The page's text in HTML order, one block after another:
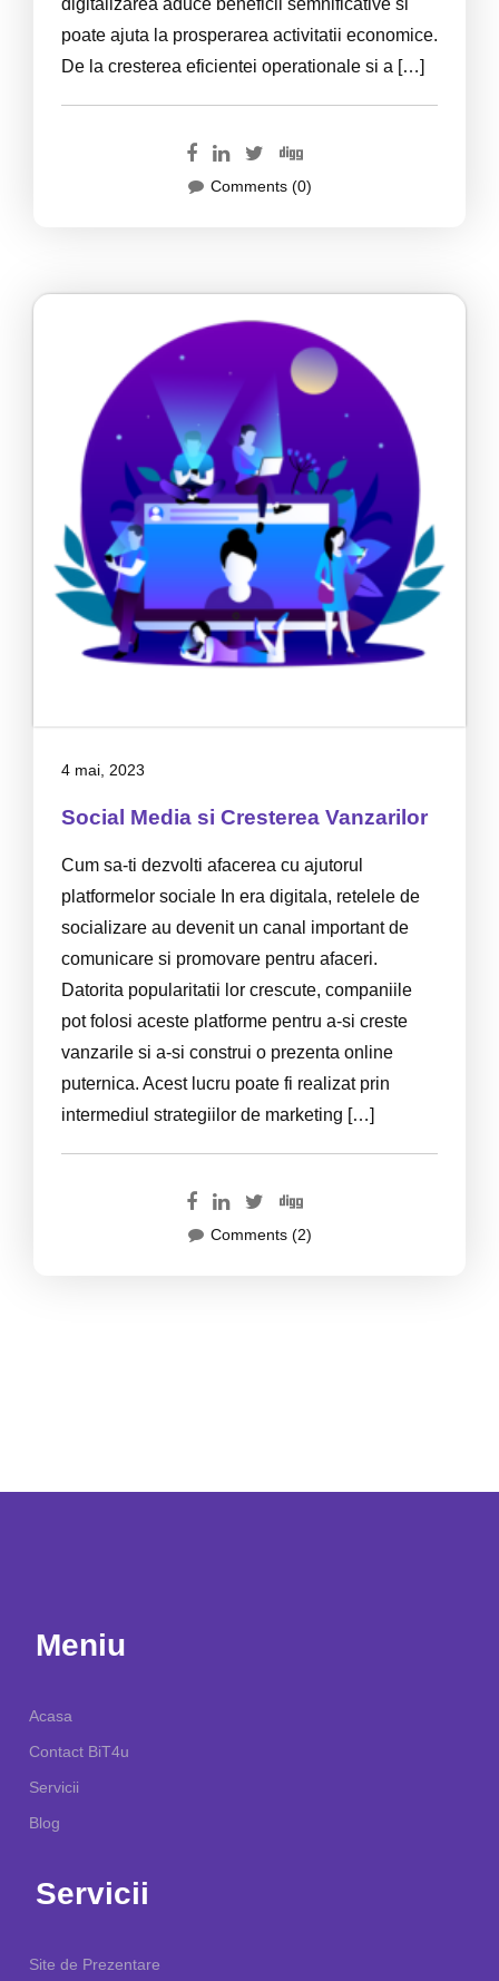
digitalizarea aduce beneficii semnificative si
poate ajuta la prosperarea activitatii economice.
De la cresterea eficientei operationale si a […]
Comments (0)
4 mai, 2023
Social Media si Cresterea Vanzarilor
Cum sa-ti dezvolti afacerea cu ajutorul
platformelor sociale In era digitala, retelele de
socializare au devenit un canal important de
comunicare si promovare pentru afaceri.
Datorita popularitatii lor crescute, companiile
pot folosi aceste platforme pentru a-si creste
vanzarile si a-si construi o prezenta online
puternica. Acest lucru poate fi realizat prin
intermediul strategiilor de marketing […]
Comments (2)
Meniu
Acasa
Contact BiT4u
Servicii
Blog
Servicii
Site de Prezentare